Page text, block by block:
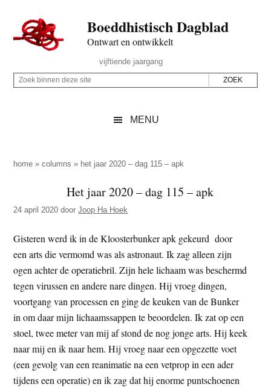
naar
de
inhoud
secondary
naar
de
sidebar
naar
de
Boeddhistisch Dagblad
Ontwart en ontwikkelt
Rechts
vijftiende jaargang
Z
p
z
e
s
i
t
e
Z
i
e
d
e
z
e
s
i
t
e
MENU
home »columns » het jaar 2020 – dag 115 – apk
Het jaar 2020 – dag 115 – apk
24 april 2020 doorJoop Ha Hoek
Gisteren werd ik in de Kloosterbunker apk gekeurd door
een arts die vermomd was als astronaut. Ik zag alleen zijn
ogen achter de operatiebril. Zijn hele lichaam was beschermd
tegen virussen en andere nare dingen. Hij vroeg dingen,
voortgang van processen en ging de keuken van de Bunker
in om daar mijn lichaamssappen te beoordelen. Ik zat op een
stoel, twee meter van mij af stond de nog jonge arts. Hij keek
naar mij en ik naar hem. Hij vroeg naar een opgezette voet
(een gevolg van een reanimatie na een vetprop in een ader
tijdens een operatie) en ik zag dat hij enorme puntschoenen